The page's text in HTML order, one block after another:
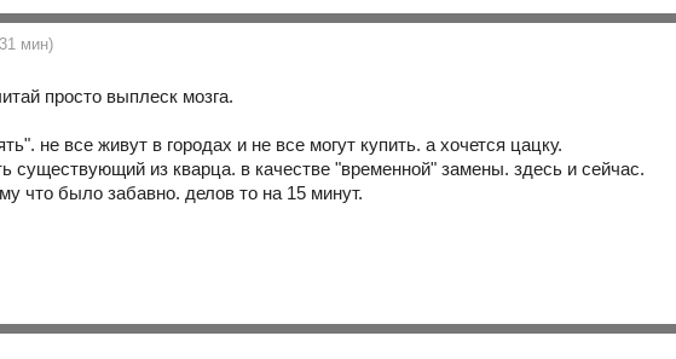
мин)
просто выплеск мозга.
не все живут в городах и не все могут купить. а хочется цацку.
существующий из кварца. в качестве "временной" замены. здесь и сейчас.
что было забавно. делов то на 15 минут.